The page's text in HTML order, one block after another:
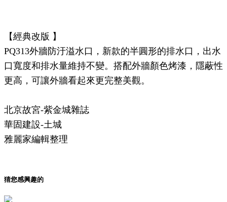
【經典改版 】
PQ313外牆防汙溢水口，新款的半圓形的排水口，出水
口寬度和排水量維持不變。搭配外牆顏色烤漆，隱蔽性
更高，可讓外牆看起來更完整美觀。
北京故宮-紫金城雜誌
華固建設-土城
雅麗家編輯整理
猜您感興趣的